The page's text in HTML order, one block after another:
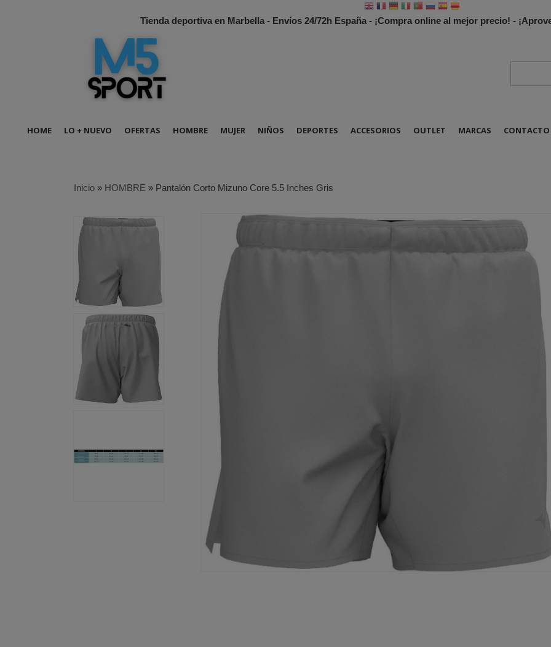
Tienda deportiva en Marbella - Envíos 24/72h España - ¡Compra online al mejor precio! -
HOME LO + NUEVO OFERTAS HOMBRE MUJER NIÑOS DEPORTES ACCESORIOS OUTLET MARCAS CONTACTO
Inicio» HOMBRE » Pantalón Corto Mizuno Core 5.5 Inches Gris